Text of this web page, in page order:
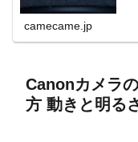
camecame.jp
Canonカメラ
方 動きと明る